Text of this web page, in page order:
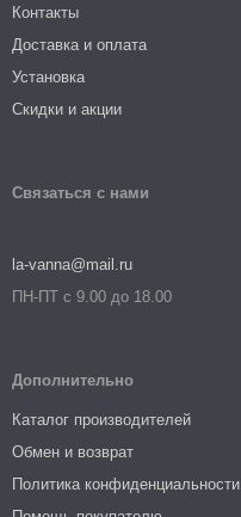
Контакты
Доставка и оплата
Установка
Скидки и акции
Связаться с нами
la-vanna@mail.ru
ПН-ПТ с 9.00 до 18.00
Дополнительно
Каталог производителей
Обмен и возврат
Политика конфиденциальности